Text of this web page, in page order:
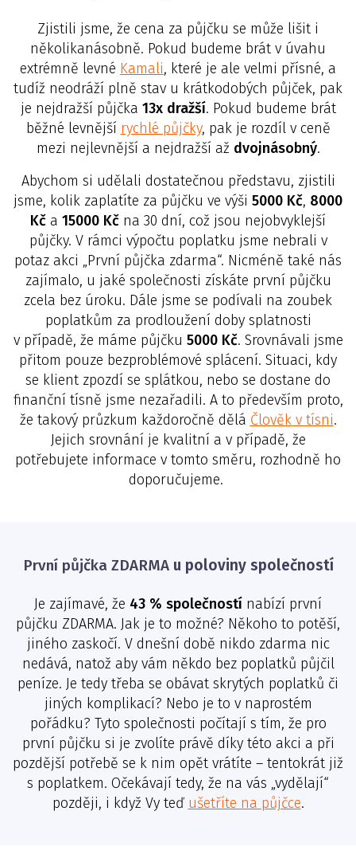
Zjistili jsme, že cena za půjčku se může lišit i
několikanásobně. Pokud budeme brát v úvahu
extrémně levné Kamali, které je ale velmi přísné, a
tudíž neodráží plně stav u krátkodobých půjček, pak
je nejdražší půjčka 13x dražší. Pokud budeme brát
běžné levnější rychlé půjčky, pak je rozdíl v ceně
mezi nejlevnější a nejdražší až dvojnásobný.
Abychom si udělali dostatečnou představu, zjistili
jsme, kolik zaplatíte za půjčku ve výši 5000 Kč, 8000
Kč a 15000 Kč na 30 dní, což jsou nejobvyklejší
půjčky. V rámci výpočtu poplatku jsme nebrali v
potaz akci „První půjčka zdarma“. Nicméně také nás
zajímalo, u jaké společnosti získáte první půjčku
zcela bez úroku. Dále jsme se podívali na zoubek
poplatkům za prodloužení doby splatnosti
v případě, že máme půjčku 5000 Kč. Srovnávali jsme
přitom pouze bezproblémové splácení. Situaci, kdy
se klient zpozdí se splátkou, nebo se dostane do
finanční tísně jsme nezařadili. A to především proto,
že takový průzkum každoročně dělá Člověk v tísni.
Jejich srovnání je kvalitní a v případě, že
potřebujete informace v tomto směru, rozhodně ho
doporučujeme.
První půjčka ZDARMAu poloviny společností
Je zajímavé, že 43 % společností nabízí první
půjčku ZDARMA. Jak je to možné? Někoho to potěší,
jiného zaskočí. V dnešní době nikdo zdarma nic
nedává, natož aby vám někdo bez poplatků půjčil
peníze. Je tedy třeba se obávat skrytých poplatků či
jiných komplikací? Nebo je to v naprostém
pořádku? Tyto společnosti počítají s tím, že pro
první půjčku si je zvolíte právě díky této akci a při
pozdější potřebě se k nim opět vrátíte – tentokrát již
s poplatkem. Očekávají tedy, že na vás „vydělají“
později, i když Vy teď ušetříte na půjčce.